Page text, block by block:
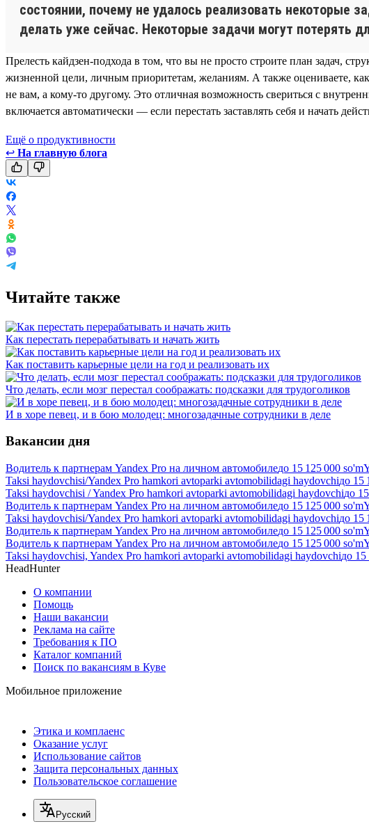
состоянии, почему не удалось реализовать некоторые
делать уже сейчас. Некоторые задачи могут потерять
Прелесть кайдзен-подхода в том, что вы не просто строите план задач,
жизненной цели, личным приоритетам, желаниям. А также оцениваете,
не вам, а кому-то другому. Это отличная возможность свериться с
включается автоматически — если перестать заставлять себя и начать
Ещё о продуктивности
↩ На главную блога
Читайте также
Как перестать перерабатывать и начать жить
Как поставить карьерные цели на год и реализовать их
Что делать, если мозг перестал соображать: подсказки для трудоголиков
И в хоре певец, и в бою молодец: многозадачные сотрудники в деле
Вакансии дня
Водитель к партнерам Yandex Pro на личном автомобиледо 15 125 000 so'm
Taksi haydovchisi/Yandex Pro hamkori avtoparki avtomobilidagi haydovchiдо 15
Taksi haydovchisi / Yandex Pro hamkori avtoparki avtomobilidagi haydovchiдо
Водитель к партнерам Yandex Pro на личном автомобиледо 15 125 000 so'm
Taksi haydovchisi/Yandex Pro hamkori avtoparki avtomobilidagi haydovchiдо 15
Водитель к партнерам Yandex Pro на личном автомобиледо 15 125 000 so'm
Водитель к партнерам Yandex Pro на личном автомобиледо 15 125 000 so'm
Taksi haydovchisi, Yandex Pro hamkori avtoparki avtomobilidagi haydovchiдо 15
HeadHunter
О компании
Помощь
Наши вакансии
Реклама на сайте
Требования к ПО
Каталог компаний
Поиск по вакансиям в Куве
Мобильное приложение
Этика и комплаенс
Оказание услуг
Использование сайтов
Защита персональных данных
Пользовательское соглашение
Русский